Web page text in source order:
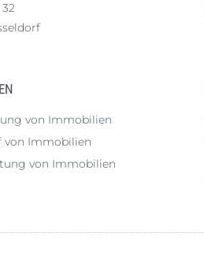
von Immobilien
von Immobilien
von Immobilien